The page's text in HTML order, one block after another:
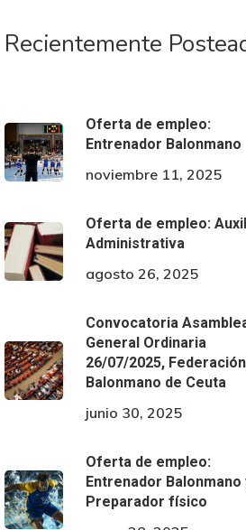
Recientemente
Oferta de empleo:
Entrenador Balonmano
noviembre 11, 2025
Oferta de empleo:
Administrativa
agosto 26, 2025
Convocatoria
General Ordinaria
26/07/2025,
Balonmano de Ceuta
junio 30, 2025
Oferta de empleo:
Entrenador Balonmano
Preparador físico